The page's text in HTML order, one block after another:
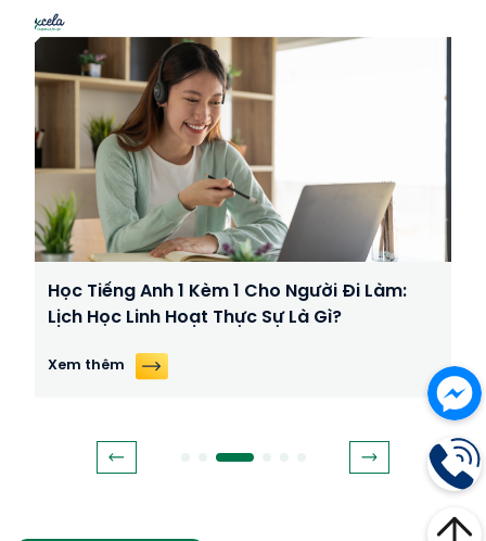
Học Tiếng Anh 1 Kèm 1 Cho Người Đi Làm:
Lịch Học Linh Hoạt Thực Sự Là Gì?
Xem thêm